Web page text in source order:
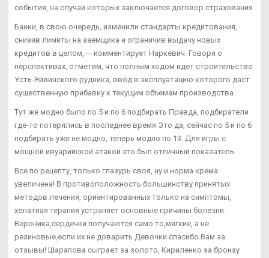
события, на случай которых заключается договор страхования.
Банки, в свою очередь, изменили стандарты кредитования,
снизив лимиты на заемщика и ограничив выдачу новых
кредитов в целом, — комментирует Наркевич. Говоря о
перспективах, отметим, что полным ходом идет строительство
Усть-Яйвинского рудника, ввод в эксплуатацию которого даст
существенную прибавку к текущим объемам производства.
Тут же модно было по 5 и по 6 подбирать Правда, подбиратели
где-то потерялись в последнее время Это да, сейчас по 5 и по 6
подбирать уже не модно, теперь модно по 13. Для игры с
мощной ивуарийской атакой это был отличный показатель.
Все по рецепту, только глазурь своя, ну и норма крема
увеличена! В противоположность большинству принятых
методов лечения, ориентированных только на симптомы,
хелатная терапия устраняет основные причины болезни.
Вероника,сердечки получаются само то,мягкие, а не
резиновые,если их не доварить Девочки спасибо Вам за
отзывы! Шарапова сыграет за золото, Кириленко за бронзу